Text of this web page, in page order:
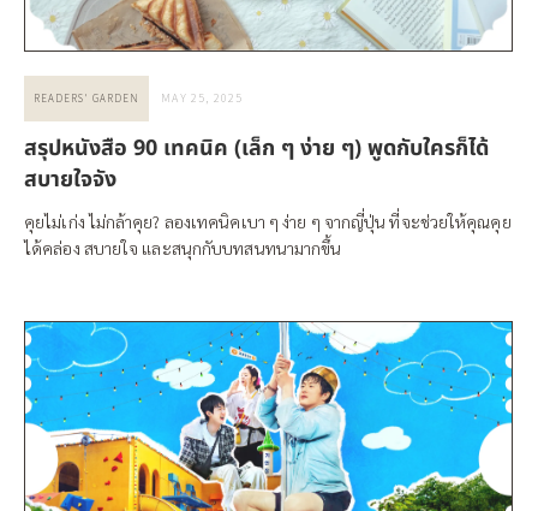
READERS' GARDEN MAY 25, 2025
สรุปหนังสือ 90 เทคนิค (เล็ก ๆ ง่าย ๆ) พูดกับใครก็ได้
สบายใจจัง
คุยไม่เก่ง ไม่กล้าคุย? ลองเทคนิคเบา ๆ ง่าย ๆ จากญี่ปุ่น ที่จะช่วยให้คุณคุย
ได้คล่อง สบายใจ และสนุกกับบทสนทนามากขึ้น